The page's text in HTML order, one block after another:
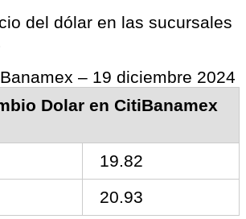
del dólar en las sucursales
– 19 diciembre 2024
Dolar en CitiBanamex
19.82
20.93